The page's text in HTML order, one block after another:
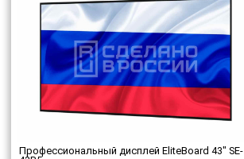
Профессиональный дисплей EliteBoard 43" SE-